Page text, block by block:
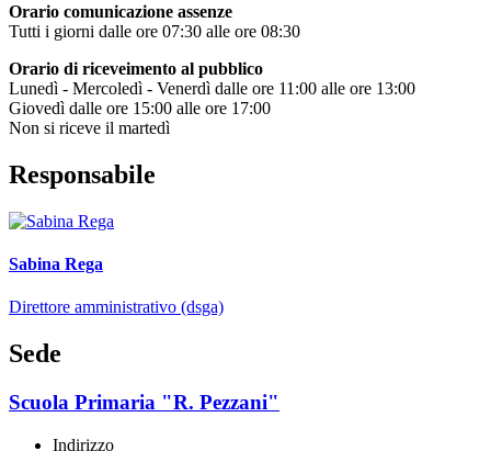
Orario comunicazione assenze
Tutti i giorni dalle ore 07:30 alle ore 08:30
Orario di riceveimento al pubblico
Lunedì - Mercoledì - Venerdì dalle ore 11:00 alle ore 13:00
Giovedì dalle ore 15:00 alle ore 17:00
Non si riceve il martedì
Responsabile
Sabina Rega
Direttore amministrativo (dsga)
Sede
Scuola Primaria "R. Pezzani"
Indirizzo